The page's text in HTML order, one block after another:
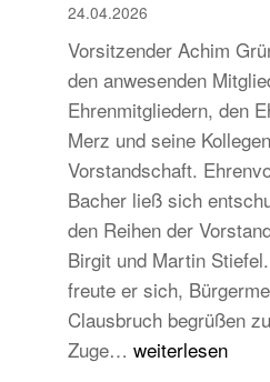
24.04.2026
Vorsitzender Achim
den anwesenden
Ehrenmitgliedern, den
Merz und seine
Vorstandschaft.
Bacher ließ sich
den Reihen der
Birgit und Martin
freute er sich,
Clausbruch begrüßen
Zuge… TB
weiterlesen